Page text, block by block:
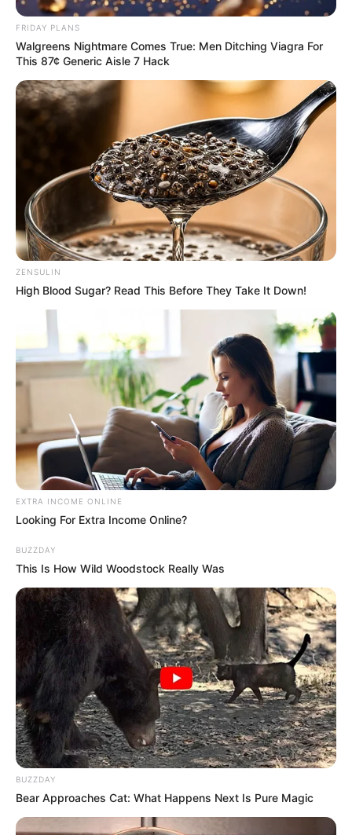
FRIDAY PLANS
Walgreens Nightmare Comes True: Men Ditching Viagra For
This 87¢ Generic Aisle 7 Hack
ZENSULIN
High Blood Sugar? Read This Before They Take It Down!
EXTRA INCOME ONLINE
Looking For Extra Income Online?
BUZZDAY
This Is How Wild Woodstock Really Was
BUZZDAY
Bear Approaches Cat: What Happens Next Is Pure Magic